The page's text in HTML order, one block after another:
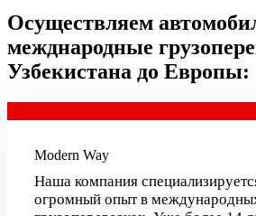
Осуществляем
межднародные
Узбекистана до Европы:
Modern Way
Наша компания
огромный опыт в